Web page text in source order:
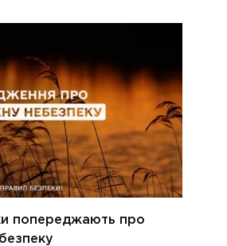
попереджають про